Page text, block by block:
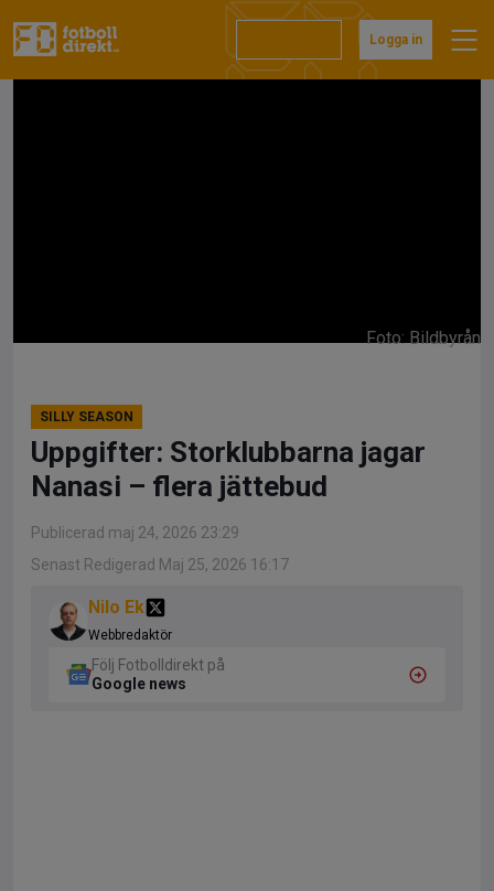
till
Logga in
Foto: Bildbyrån
SILLY SEASON
Uppgifter: Storklubbarna jagar
Nanasi – flera jättebud
Publicerad maj 24, 2026 23:29
Senast Redigerad Maj 25, 2026 16:17
Nilo Ek
Webbredaktör
Följ Fotbolldirekt på
Google news